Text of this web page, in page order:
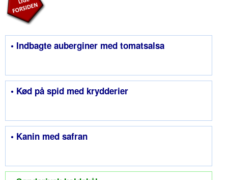
• Indbagte auberginer med tomatsalsa
• Kød på spid med krydderier
• Kanin med safran